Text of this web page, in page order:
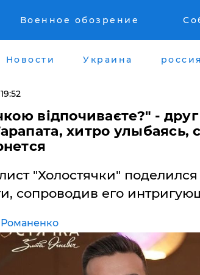
Военное обозрение
Новости Украина россия
відпочиваєте?" -
хитро улыбаясь,
"Холостячки"
сопроводив его